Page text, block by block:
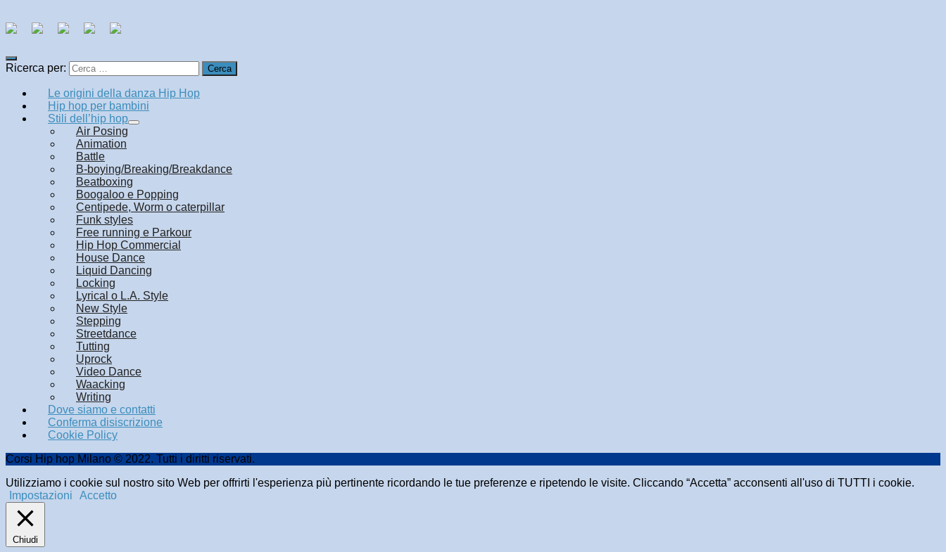
Ricerca per:
Le origini della danza Hip Hop
Hip hop per bambini
Stili dell’hip hop
Air Posing
Animation
Battle
B-boying/Breaking/Breakdance
Beatboxing
Boogaloo e Popping
Centipede, Worm o caterpillar
Funk styles
Free running e Parkour
Hip Hop Commercial
House Dance
Liquid Dancing
Locking
Lyrical o L.A. Style
New Style
Stepping
Streetdance
Tutting
Uprock
Video Dance
Waacking
Writing
Dove siamo e contatti
Conferma disiscrizione
Cookie Policy
Corsi Hip hop Milano © 2022. Tutti i diritti riservati.
Utilizziamo i cookie sul nostro sito Web per offrirti l'esperienza più pertinente ricordando le tue preferenze e ripetendo le visite. Cliccando “Accetta” acconsenti all'uso di TUTTI i cookie.
Impostazioni
Accetto
Chiudi